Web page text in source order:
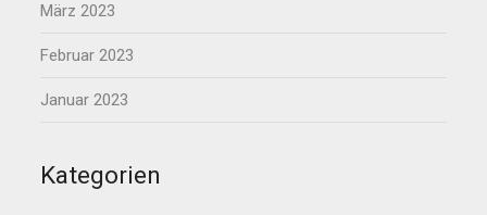
März 2023
Februar 2023
Januar 2023
Kategorien